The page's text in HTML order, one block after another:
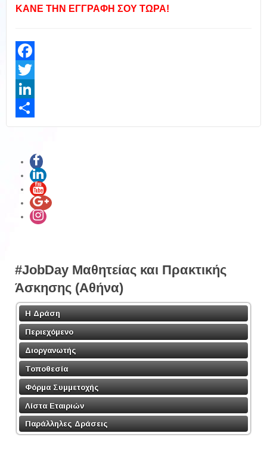
ΚΑΝΕ ΤΗΝ ΕΓΓΡΑΦΗ ΣΟΥ ΤΩΡΑ!
Facebook
Twitter
LinkedIn
Share
#JobDay Μαθητείας και Πρακτικής
Άσκησης (Αθήνα)
Η Δράση
Περιεχόμενο
Διοργανωτής
Τοποθεσία
Φόρμα Συμμετοχής
Λίστα Εταιριών
Παράλληλες Δράσεις